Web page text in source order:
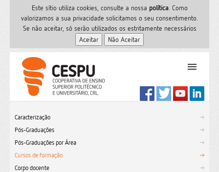
Este sítio utiliza cookies, consulte a nossa polí­tica. Como
valorizamos a sua privacidade solicitamos o seu consentimento.
Se não aceitar, só serão utilizados os estritamente necessários
PT
Formação
Serviços de Saúde
CESPU
Caracterização
Pós-Graduações
Pós-Graduações por Área
Cursos de formação
Corpo docente